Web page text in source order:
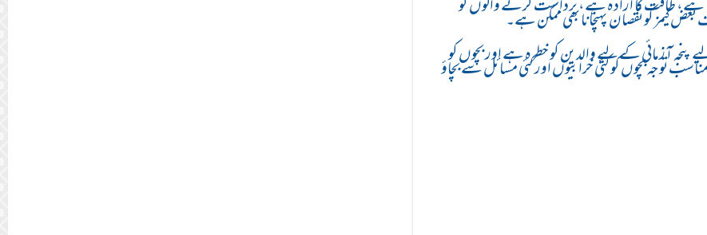
گیمز کو نقصان پہنچانا بھی ممکن ہے۔
پنجہ آزمائی کے لیے والدین کو خطرہ ہے اور بچوں کو
توجہ بچوں کو کئی خرابیوں اور کئی مسائل سے بچاؤ